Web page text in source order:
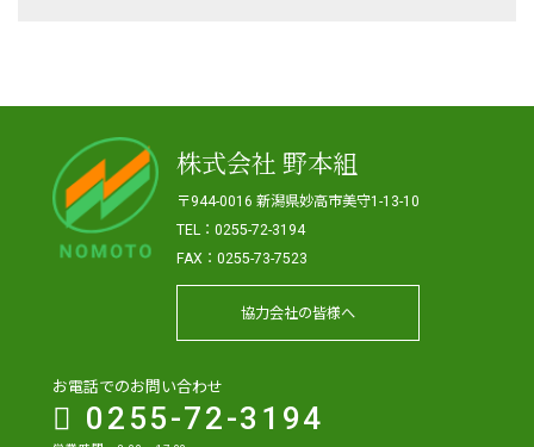
株式会社 野本組
〒944-0016 新潟県妙高市美守1-13-10
TEL：0255-72-3194
FAX：0255-73-7523
協力会社の皆様へ
お電話でのお問い合わせ
0255-72-3194